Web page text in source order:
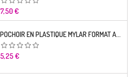
Prix
7,50 €
POCHOIR EN PLASTIQUE MYLAR FORMAT A4 (21*29.7CM) ALPHABET GERMANICA LETTRES MINUSCULES
Prix
5,25 €